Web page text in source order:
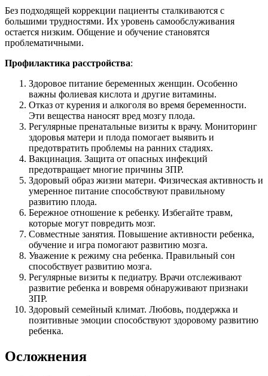
Без подходящей коррекции пациенты сталкиваются с
большими трудностями. Их уровень самообслуживания
остается низким. Общение и обучение становятся
проблематичными.
Профилактика расстройства:
Здоровое питание беременных женщин. Особенно
важны фолиевая кислота и другие витамины.
Отказ от курения и алкоголя во время беременности.
Эти вещества наносят вред мозгу плода.
Регулярные пренатальные визиты к врачу. Мониторинг
здоровья матери и плода помогает выявить и
предотвратить проблемы на ранних стадиях.
Вакцинация. Защита от опасных инфекций
предотвращает многие причины ЗПР.
Здоровый образ жизни матери. Физическая активность и
умеренное питание способствуют правильному
развитию плода.
Бережное отношение к ребенку. Избегайте травм,
которые могут повредить мозг.
Совместные занятия. Повышение активности ребенка,
обучение и игра помогают развитию мозга.
Уважение к режиму сна ребенка. Правильный сон
способствует развитию мозга.
Регулярные визиты к педиатру. Врачи отслеживают
развитие ребенка и вовремя обнаруживают признаки
ЗПР.
Здоровый семейный климат. Любовь, поддержка и
позитивные эмоции способствуют здоровому развитию
ребенка.
Осложнения